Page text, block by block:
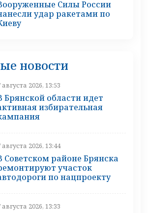
Силы России
удар ракетами по
новости
августа 2026, 13:53
Брянской области идет
избирательная
августа 2026, 13:44
Советском районе Брянска
участок
по нацпроекту
августа 2026, 13:33